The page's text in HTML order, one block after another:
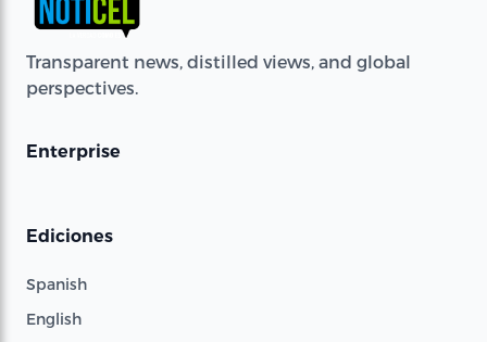
Transparent news, distilled views, and global
perspectives.
Enterprise
Ediciones
Spanish
English